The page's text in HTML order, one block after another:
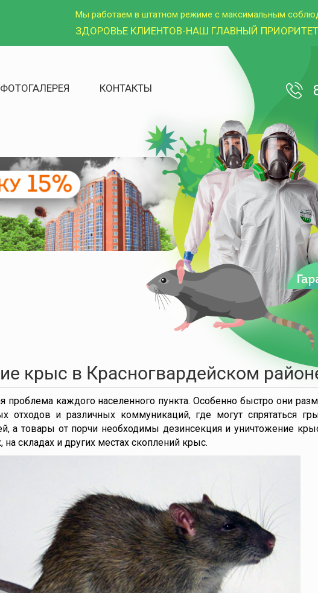
Мы работаем в штатном режиме с максимальным
ЗДОРОВЬЕ КЛИЕНТОВ-НАШ ГЛАВНЫЙ ПРИОРИТЕТ
ФОТОГАЛЕРЕЯ КОНТАКТЫ
крыс в Красногвардейском
проблема каждого населенного пункта. Особенно быстро они
отходов и различных коммуникаций, где могут спрятаться
а товары от порчи необходимы дезинсекция и уничтожение
складах и других местах скоплений крыс.